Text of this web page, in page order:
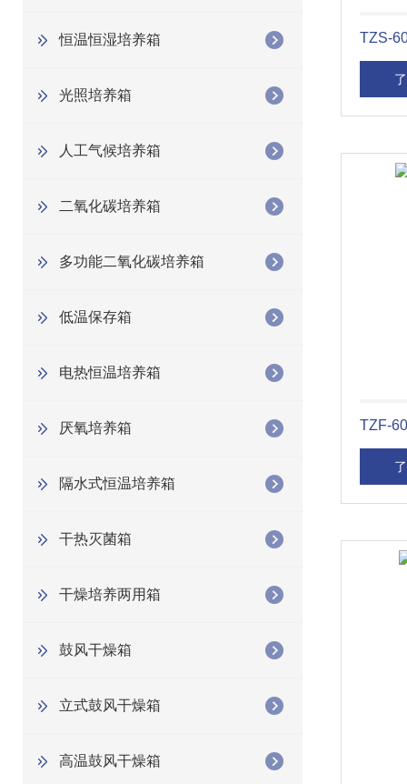
恒温恒湿培养箱
光照培养箱
人工气候培养箱
二氧化碳培养箱
多功能二氧化碳培养箱
低温保存箱
电热恒温培养箱
厌氧培养箱
隔水式恒温培养箱
干热灭菌箱
干燥培养两用箱
鼓风干燥箱
立式鼓风干燥箱
高温鼓风干燥箱
TZS-
TZF-